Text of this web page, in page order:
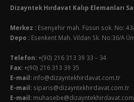
Dizayntek Hırdavat Kalıp Elemanları
Merkez : Esenşehir mah. Füsun sok. No:
Depo : Esenkent Mah. Vildan Sk. No:36/A
Telefon:+(90) 216 313 39 33 – 34
Fax:+(90) 216 313 39 35
E-mail: info@dizayntekhirdavat.com.tr
E-mail: siparis@dizayntekhirdavat.com.tr
E-mail: